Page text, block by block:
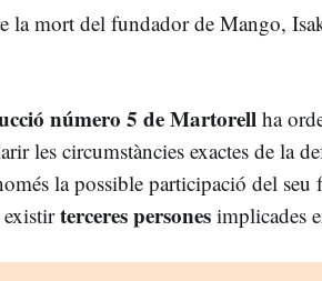
la mort del fundador de Mango,
número 5 de Martorellha
les circumstàncies exactes de la
la possible participació del seu
terceres persones implicades